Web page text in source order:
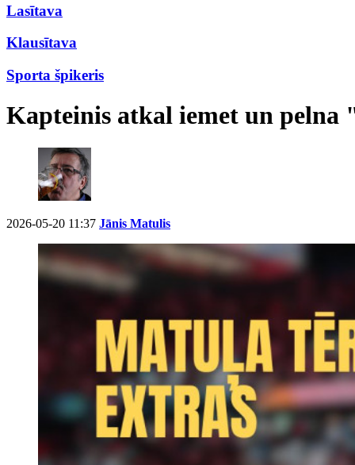
Lasītava
Klausītava
Sporta špikeris
Kapteinis atkal iemet un pelna
2026-05-20 11:37 Jānis Matulis